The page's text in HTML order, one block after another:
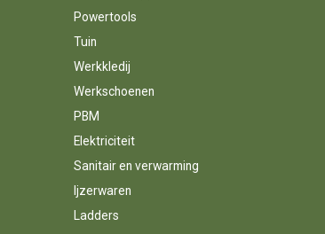
Powertools
Tuin
Werkkledij
Werkschoenen
PBM
Elektriciteit
Sanitair en verwarming
Ijzerwaren
Ladders